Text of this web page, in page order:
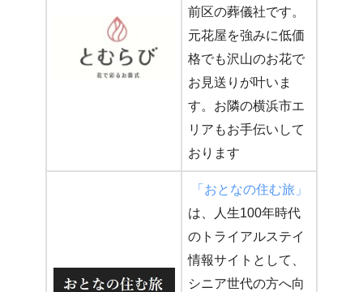
前区の葬儀社です。
元花屋を強みに低価
格でも沢山のお花で
お見送りが叶いま
す。お隣の横浜市エ
リアもお手伝いして
おります
「おとなの住む旅」
は、人生100年時代
のトライアルステイ
情報サイトとして、
シニア世代の方へ向